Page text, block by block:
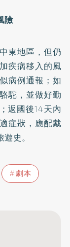
險
東地區，但仍
疾病移入的風
病例通報；如
駝，並做好勤
返國後14天內
症狀，應配戴
史。
劇本